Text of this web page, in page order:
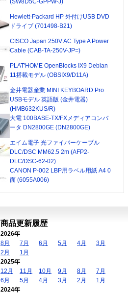
(SW8D5C-GPPW-J)
Hewlett-Packard HP 外付けUSB DVD
ドライブ (701498-B21)
CISCO Japan 250V AC Type A Power
Cable (CAB-TA-250V-JP=)
PLAT'HOME OpenBlocks IX9 Debian
11搭載モデル (OBSIX9/D11A)
金井電器産業 MINI KEYBOARD Pro
USBモデル 英語版 (金井電器)
(HMB632KUS/R)
大電 100BASE-TX/FXメディアコンバ
ータ DN2800GE (DN2800GE)
エイム電子 光ファイバーケーブル
DLC/DSC MM62.5 2m (AFP2-
DLC/DSC-62-02)
CANON P-002 LBP用ラベル用紙 A4 0
面 (6055A006)
商品更新履歴
2026年
8月
7月 6月 5月 4月
3月
2月
1月
2025年
12月
11月 10月 9月 8月
7月
6月
5月 4月 3月 2月
1月
2024年